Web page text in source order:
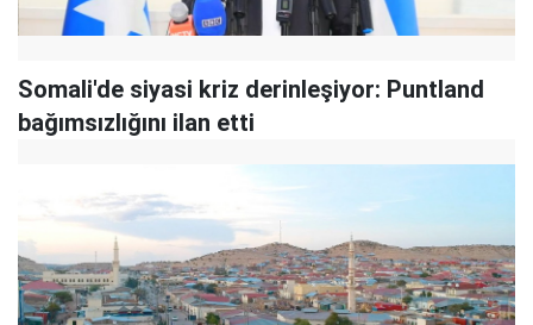
Somali'de siyasi kriz derinleşiyor: Puntland
bağımsızlığını ilan etti